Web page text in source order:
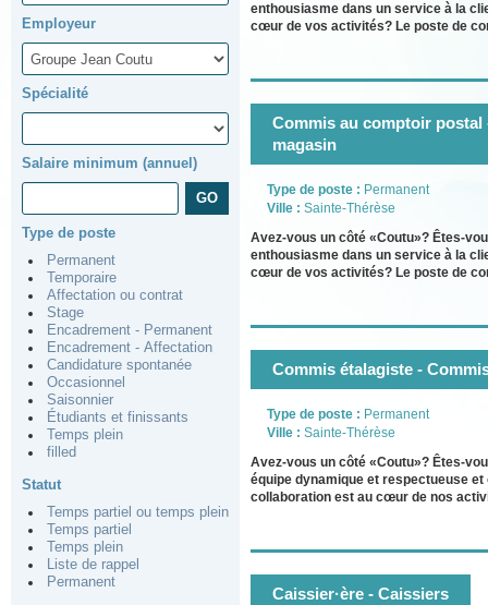
Employeur
Spécialité
Salaire minimum (annuel)
Type de poste
Permanent
Temporaire
Affectation ou contrat
Stage
Encadrement - Permanent
Encadrement - Affectation
Candidature spontanée
Occasionnel
Saisonnier
Étudiants et finissants
Temps plein
filled
Statut
Temps partiel ou temps plein
Temps partiel
Temps plein
Liste de rappel
Permanent
enthousiasme dans un service à la
cœur de vos activités? Le poste de
Commis au comptoir postal
magasin
Type de poste : Permanent
Ville : Sainte-Thérèse
Avez-vous un côté «Coutu»? Êtes-
enthousiasme dans un service à la
cœur de vos activités? Le poste de
Commis étalagiste -
Type de poste : Permanent
Ville : Sainte-Thérèse
Avez-vous un côté «Coutu»? Êtes-
équipe dynamique et respectueuse
collaboration est au cœur de nos
Caissier·ère - Caissiers